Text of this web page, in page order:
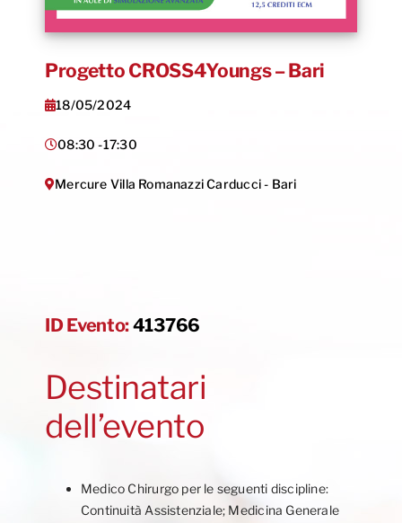
Progetto CROSS4Youngs – Bari
18/05/2024
08:30 -17:30
Mercure Villa Romanazzi Carducci - Bari
ID Evento:413766
Destinatari
dell’evento
Medico Chirurgo per le seguenti discipline:
Continuità Assistenziale; Medicina Generale